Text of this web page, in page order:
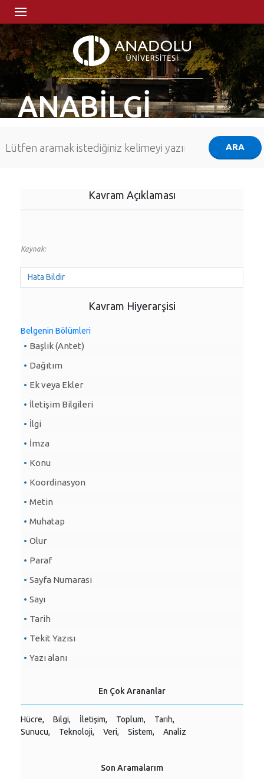
ANABİLGİ
Kavram Açıklaması
Kaynak:
Hata Bildir
Kavram Hiyerarşisi
Belgenin Bölümleri
Başlık (Antet)
Dağıtım
Ek veya Ekler
İletişim Bilgileri
İlgi
İmza
Konu
Koordinasyon
Metin
Muhatap
Olur
Paraf
Sayfa Numarası
Sayı
Tarih
Tekit Yazısı
Yazı alanı
En Çok Arananlar
Hücre, Bilgi, İletişim, Toplum,
Tarih,
Sunucu,
Teknoloji, Veri, Sistem, Analiz
Son Aramalarım